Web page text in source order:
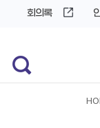
회의록